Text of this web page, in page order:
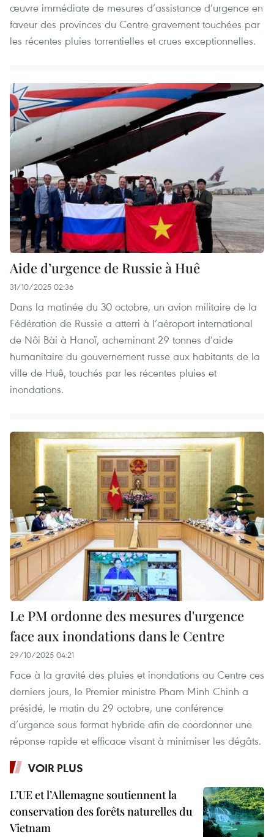
œuvre immédiate de mesures d’assistance d’urgence en
faveur des provinces du Centre gravement touchées par
les récentes pluies torrentielles et crues exceptionnelles.
Aide d’urgence de Russie à Huê
31/10/2025 02:36
Dans la matinée du 30 octobre, un avion militaire de la
Fédération de Russie a atterri à l’aéroport international
de Nôi Bài à Hanoï, acheminant 29 tonnes d’aide
humanitaire du gouvernement russe aux habitants de la
ville de Huê, touchés par les récentes pluies et
inondations.
Le PM ordonne des mesures d'urgence
face aux inondations dans le Centre
29/10/2025 04:21
Face à la gravité des pluies et inondations au Centre ces
derniers jours, le Premier ministre Pham Minh Chinh a
présidé, le matin du 29 octobre, une conférence
d’urgence sous format hybride afin de coordonner une
réponse rapide et efficace visant à minimiser les dégâts.
VOIR PLUS
L’UE et l’Allemagne soutiennent la
conservation des forêts naturelles du
Vietnam